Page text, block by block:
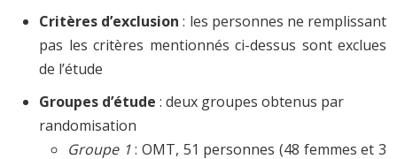
Critères d’exclusion : les personnes ne remplissant
pas les critères mentionnés ci-dessus sont exclues
de l’étude
Groupes d’étude : deux groupes obtenus par
randomisation
Groupe 1: OMT, 51 personnes (48 femmes et 3